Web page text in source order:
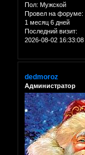
Пол: Мужской
Провел на форуме:
1 месяц 6 дней
Последний визит:
2026-08-02 16:33:08
dedmoroz
Администратор